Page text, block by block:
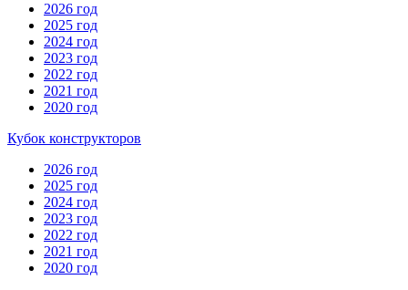
2026 год
2025 год
2024 год
2023 год
2022 год
2021 год
2020 год
Кубок конструкторов
2026 год
2025 год
2024 год
2023 год
2022 год
2021 год
2020 год